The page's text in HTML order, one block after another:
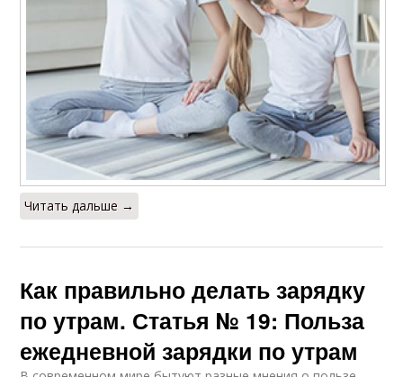
Читать дальше →
Как правильно делать зарядку
по утрам. Статья № 19: Польза
ежедневной зарядки по утрам